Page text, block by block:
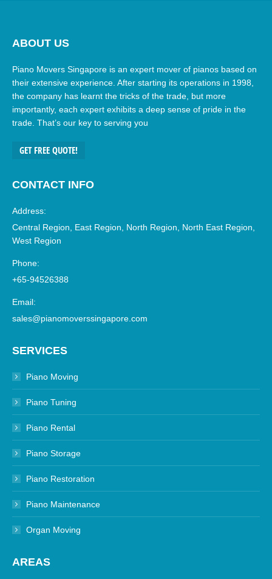
ABOUT US
Piano Movers Singapore is an expert mover of pianos based on
their extensive experience. After starting its operations in 1998,
the company has learnt the tricks of the trade, but more
importantly, each expert exhibits a deep sense of pride in the
trade. That’s our key to serving you
GET FREE QUOTE!
CONTACT INFO
Address:
Central Region, East Region, North Region, North East Region,
West Region
Phone:
+65-94526388
Email:
sales@pianomoverssingapore.com
SERVICES
Piano Moving
Piano Tuning
Piano Rental
Piano Storage
Piano Restoration
Piano Maintenance
Organ Moving
AREAS